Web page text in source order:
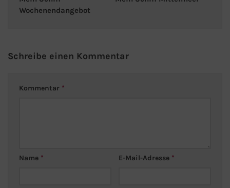
Wochenendangebot
Schreibe einen Kommentar
Kommentar *
Name * E-Mail-Adresse *